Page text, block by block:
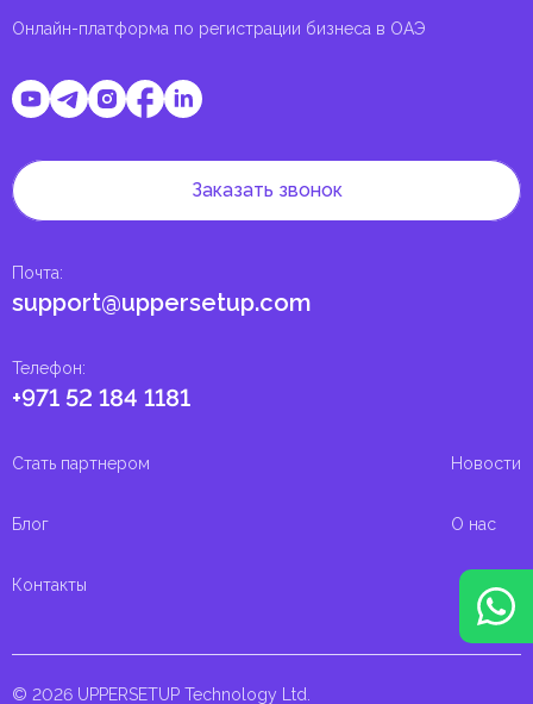
Онлайн-платформа по регистрации бизнеса в ОАЭ
Телефон:
+971 52 184 1181
Почта:
support@uppersetup.com
Заказать звонок
Стать партнером Новости
Блог О нас
Контакты
© 2026 UPPERSETUP Technology Ltd.